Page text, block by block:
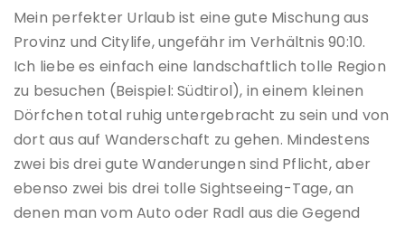
Mein perfekter Urlaub ist eine gute Mischung aus
Provinz und Citylife, ungefähr im Verhältnis 90:10.
Ich liebe es einfach eine landschaftlich tolle Region
zu besuchen (Beispiel: Südtirol), in einem kleinen
Dörfchen total ruhig untergebracht zu sein und von
dort aus auf Wanderschaft zu gehen. Mindestens
zwei bis drei gute Wanderungen sind Pflicht, aber
ebenso zwei bis drei tolle Sightseeing-Tage, an
denen man vom Auto oder Radl aus die Gegend